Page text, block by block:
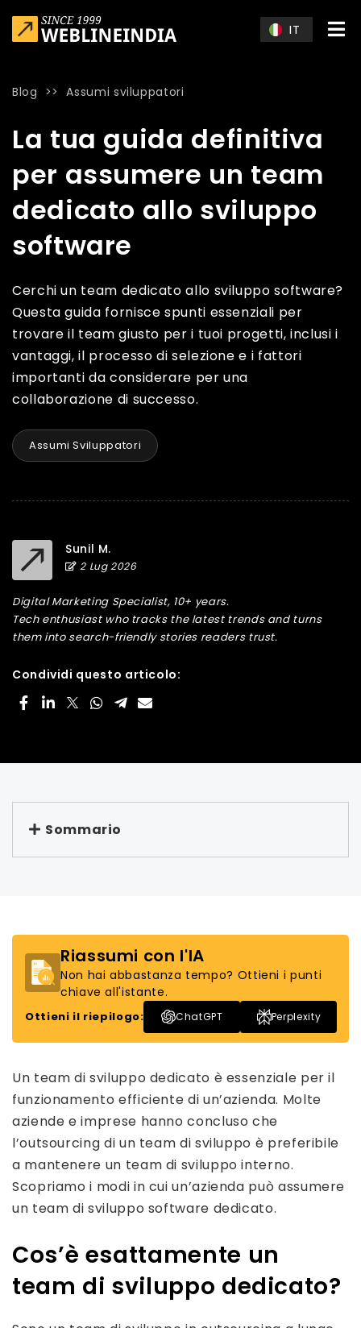
IT
Blog >>Assumi sviluppatori
La tua guida definitiva
per assumere un team
dedicato allo sviluppo
software
Cerchi un team dedicato allo sviluppo software?
Questa guida fornisce spunti essenziali per
trovare il team giusto per i tuoi progetti, inclusi i
vantaggi, il processo di selezione e i fattori
importanti da considerare per una
collaborazione di successo.
Assumi Sviluppatori
Sunil M.
2 Lug 2026
Digital Marketing Specialist, 10+ years.
Tech enthusiast who tracks the latest trends and turns
them into search-friendly stories readers trust.
Condividi questo articolo:
Sommario
Riassumi con l'IA
Non hai abbastanza tempo? Ottieni i punti
chiave all'istante.
Ottieni il riepilogo: ChatGPT Perplexity
Un team di sviluppo dedicato è essenziale per il
funzionamento efficiente di un’azienda. Molte
aziende e imprese hanno concluso che
l’outsourcing di un team di sviluppo è preferibile
a mantenere un team di sviluppo interno.
Scopriamo i modi in cui un’azienda può assumere
un team di sviluppo software dedicato.
Cos’è esattamente un
team di sviluppo dedicato?